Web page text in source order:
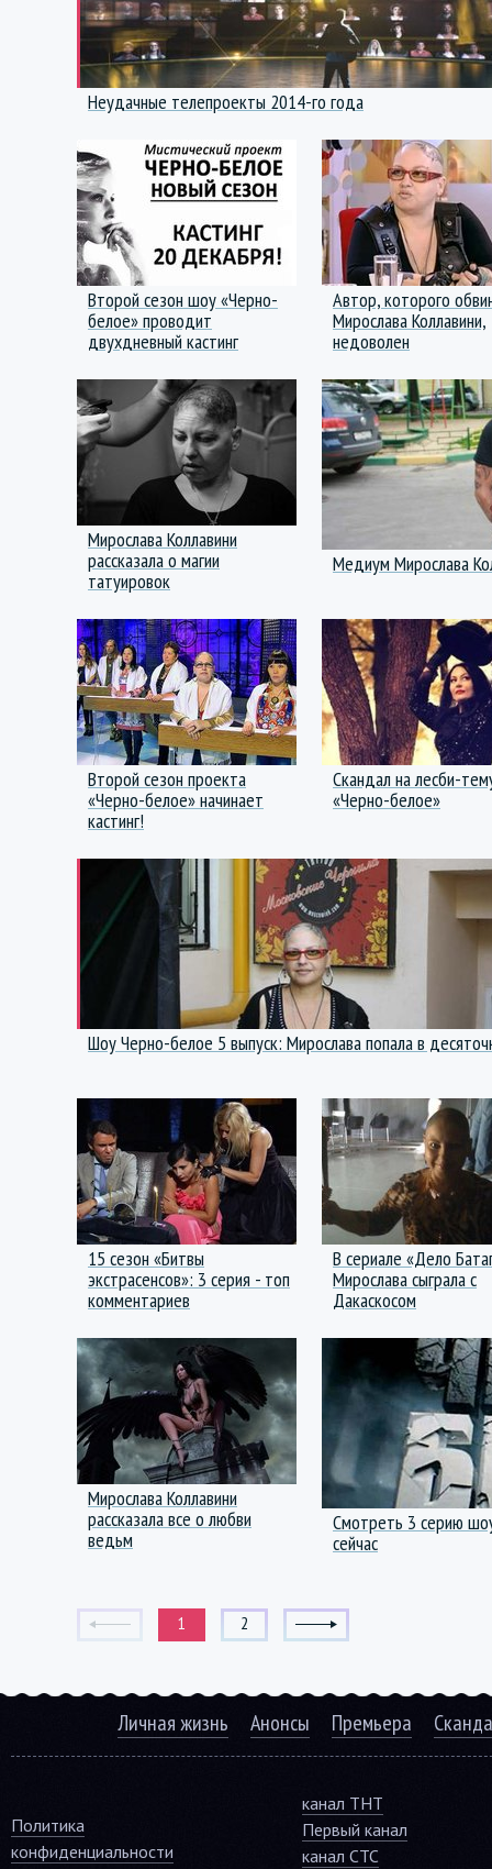
Неудачные телепроекты 2014-го года
Второй сезон шоу «Черно-
белое» проводит
двухдневный кастинг
Автор, которого
Мирослава Коллавини,
недоволен
Мирослава Коллавини
рассказала о магии
татуировок
Медиум Мирослава
Второй сезон проекта
«Черно-белое» начинает
кастинг!
Скандал на лесби-
«Черно-белое»
Шоу Черно-белое 5 выпуск: Мирослава попала в
15 сезон «Битвы
экстрасенсов»: 3 серия - топ
комментариев
В сериале «Дело
Мирослава сыграла с
Дакаскосом
Мирослава Коллавини
рассказала все о любви
ведьм
Смотреть 3 серию
сейчас
1 2
Личная жизнь Анонсы Премьера
Политика
конфиденциальности
канал ТНТ
Первый канал
канал СТС